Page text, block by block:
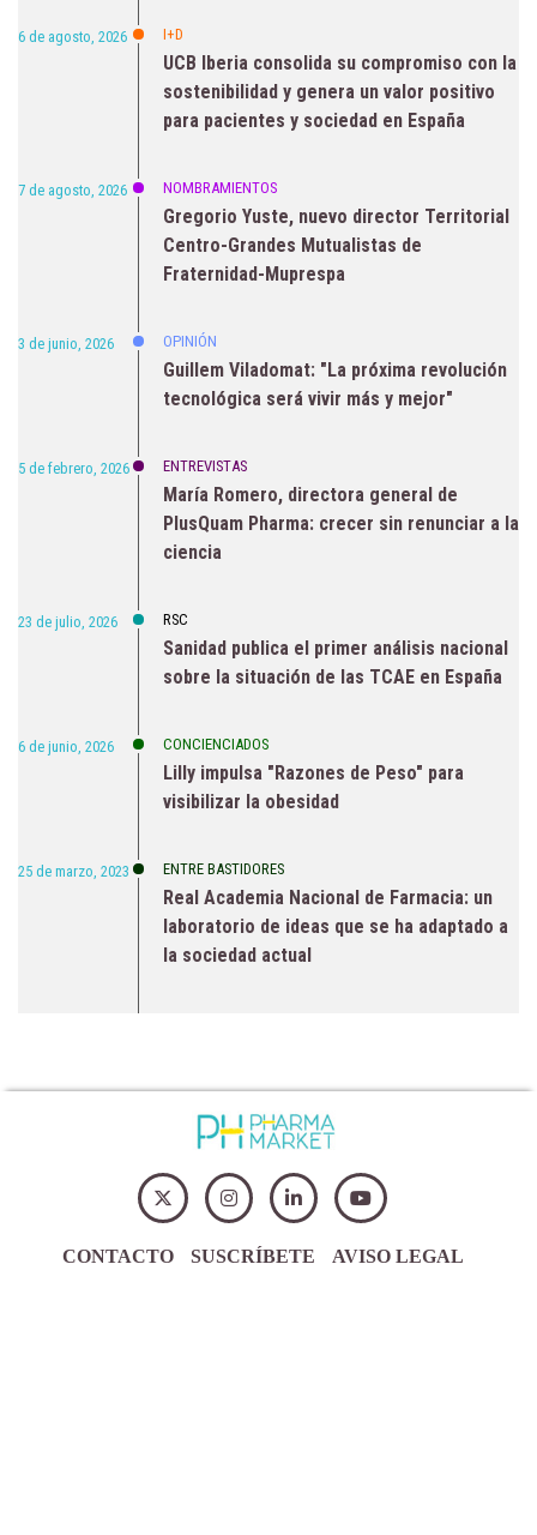
6 de agosto, 2026 I+D
UCB Iberia consolida su compromiso con la
sostenibilidad y genera un valor positivo
para pacientes y sociedad en España
7 de agosto, 2026 NOMBRAMIENTOS
Gregorio Yuste, nuevo director Territorial
Centro-Grandes Mutualistas de
Fraternidad-Muprespa
3 de junio, 2026 OPINIÓN
Guillem Viladomat: "La próxima revolución
tecnológica será vivir más y mejor"
5 de febrero, 2026 ENTREVISTAS
María Romero, directora general de
PlusQuam Pharma: crecer sin renunciar a la
ciencia
23 de julio, 2026 RSC
Sanidad publica el primer análisis nacional
sobre la situación de las TCAE en España
6 de junio, 2026 CONCIENCIADOS
Lilly impulsa "Razones de Peso" para
visibilizar la obesidad
25 de marzo, 2023 ENTRE BASTIDORES
Real Academia Nacional de Farmacia: un
laboratorio de ideas que se ha adaptado a
la sociedad actual
CONTACTO SUSCRÍBETE AVISO LEGAL